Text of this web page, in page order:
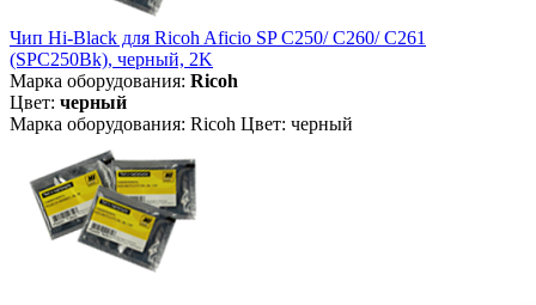
Чип Hi-Black для Ricoh Aficio SP C250/ C260/ C261
(SPC250Bk), черный, 2K
Марка оборудования: Ricoh
Цвет: черный
Марка оборудования: Ricoh Цвет: черный